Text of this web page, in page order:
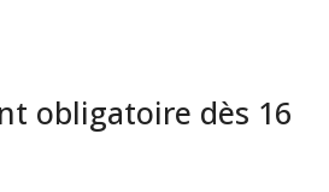
obligatoire dès 16